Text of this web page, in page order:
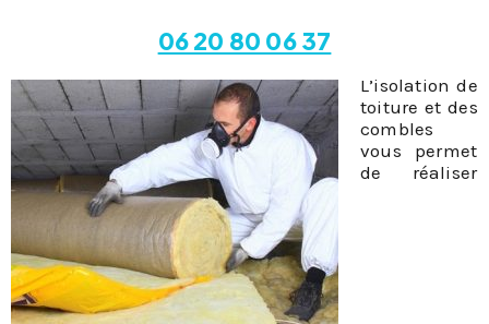
06 20 80 06 37
L’isolation de
toiture et des
combles
vous permet
de réaliser